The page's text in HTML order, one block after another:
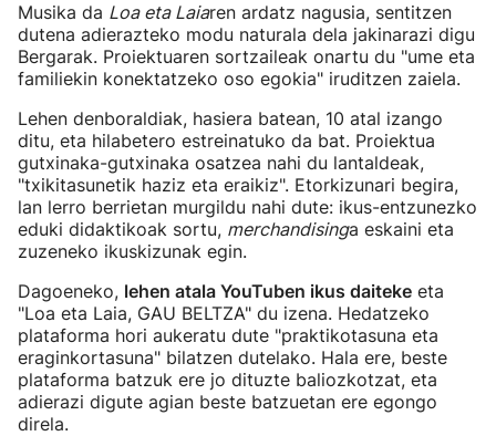
Musika da Loa eta Laiaren ardatz nagusia, sentitzen
dutena adierazteko modu naturala dela jakinarazi digu
Bergarak. Proiektuaren sortzaileak onartu du "ume eta
familiekin konektatzeko oso egokia" iruditzen zaiela.
Lehen denboraldiak, hasiera batean, 10 atal izango
ditu, eta hilabetero estreinatuko da bat. Proiektua
gutxinaka-gutxinaka osatzea nahi du lantaldeak,
"txikitasunetik haziz eta eraikiz". Etorkizunari begira,
lan lerro berrietan murgildu nahi dute: ikus-entzunezko
eduki didaktikoak sortu, merchandisinga eskaini eta
zuzeneko ikuskizunak egin.
Dagoeneko, lehen atala YouTuben ikus daiteke eta
"Loa eta Laia, GAU BELTZA" du izena. Hedatzeko
plataforma hori aukeratu dute "praktikotasuna eta
eraginkortasuna" bilatzen dutelako. Hala ere, beste
plataforma batzuk ere jo dituzte baliozkotzat, eta
adierazi digute agian beste batzuetan ere egongo
direla.